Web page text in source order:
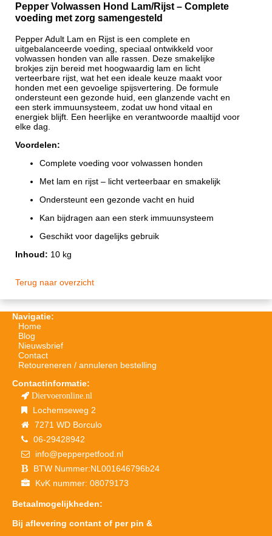
Pepper Volwassen Hond Lam/Rijst – Complete
voeding met zorg samengesteld
Pepper Adult Lam en Rijst is een complete en
uitgebalanceerde voeding, speciaal ontwikkeld voor
volwassen honden van alle rassen. Deze smakelijke
brokjes zijn bereid met hoogwaardig lam en licht
verteerbare rijst, wat het een ideale keuze maakt voor
honden met een gevoelige spijsvertering. De formule
ondersteunt een gezonde huid, een glanzende vacht en
een sterk immuunsysteem, zodat uw hond vitaal en
energiek blijft. Een heerlijke en verantwoorde maaltijd voor
elke dag.
Voordelen:
Complete voeding voor volwassen honden
Met lam en rijst – licht verteerbaar en smakelijk
Ondersteunt een gezonde vacht en huid
Kan bijdragen aan een sterk immuunsysteem
Geschikt voor dagelijks gebruik
Inhoud: 10 kg
Terug naar overzicht
Navigatie:
Home
Blog
Nieuwsbrief
Contact
Retoureneren / annuleren bestelling
Contactinformatie:
Diervoeronline.nl
Lochemseweg 2
7271 WD Borculo
06-29428942
info@pepperpetfood.nl
BTW Nummer:NL001646796b24
KvK nummer: 08079173
Betaalmogelijkheden:
Bij aflevering contant of per pin &